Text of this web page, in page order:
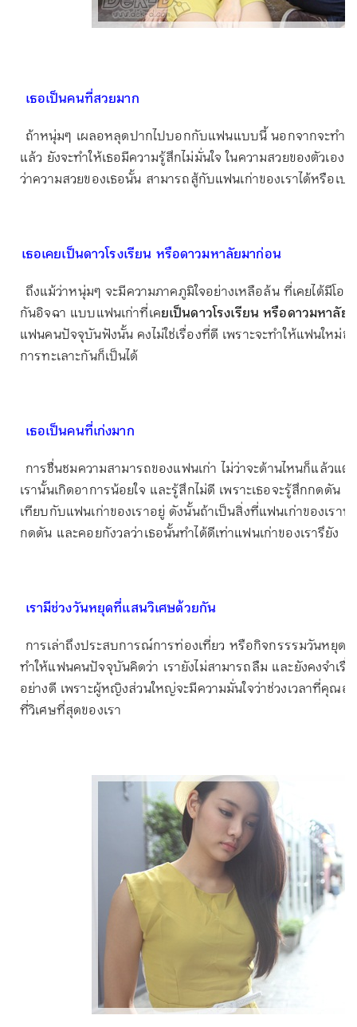
เธอเป็นคนที่สวยมาก
ถ้าหนุ่มๆ เผลอหลุดปากไปบอกกับแฟนแบบนี้ นอกจากจะทำใ
แล้ว ยังจะทำให้เธอมีความรู้สึกไม่มั่นใจ ในความสวยของตัวเองอี
ว่าความสวยของเธอนั้น สามารถสู้กับแฟนเก่าของเราได้หรือเป
เธอเคยเป็นดาวโรงเรียน หรือดาวมหาลัยมาก่อน
ถึงแม้ว่าหนุ่มๆ จะมีความภาคภูมิใจอย่างเหลือล้น ที่เคยได้มีโ
กันอิจฉา แบบแฟนเก่าที่เคยเป็นดาวโรงเรียน หรือดาวมหาลัย
แฟนคนปัจจุบันฟังนั้น คงไม่ใช่เรื่องที่ดี เพราะจะทำให้แฟนใหม่ข
การทะเลาะกันก็เป็นได้
เธอเป็นคนที่เก่งมาก
การชื่นชมความสามารถของแฟนเก่า ไม่ว่าจะด้านไหนก็แล้วแ
เรานั้นเกิดอาการน้อยใจ และรู้สึกไม่ดี เพราะเธอจะรู้สึกกดดัน
เทียบกับแฟนเก่าของเราอยู่ ดังนั้นถ้าเป็นสิ่งที่แฟนเก่าของเรา
กดดัน และคอยกังวลว่าเธอนั้นทำได้ดีเท่าแฟนเก่าของเรารึยัง
เรามีช่วงวันหยุดที่แสนวิเศษด้วยกัน
การเล่าถึงประสบการณ์การท่องเที่ยว หรือกิจกรรรมวันหยุด
ทำให้แฟนคนปัจจุบันคิดว่า เรายังไม่สามารถลืม และยังคงจำเรื่
อย่างดี เพราะผู้หญิงส่วนใหญ่จะมีความมั่นใจว่าช่วงเวลาที่คุณอ
ที่วิเศษที่สุดของเรา